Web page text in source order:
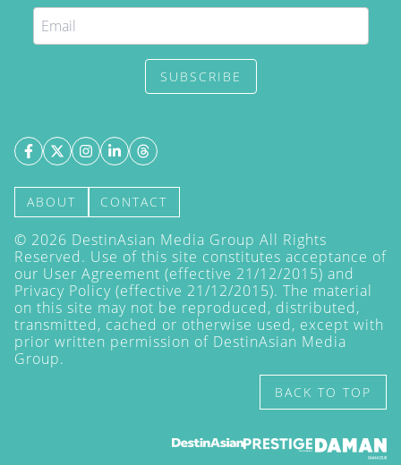
SUBSCRIBE
ABOUT CONTACT
© 2026 DestinAsian Media Group All Rights
Reserved. Use of this site constitutes acceptance of
our User Agreement (effective 21/12/2015) and
Privacy Policy (effective 21/12/2015). The material
on this site may not be reproduced, distributed,
transmitted, cached or otherwise used, except with
prior written permission of DestinAsian Media
Group.
BACK TO TOP